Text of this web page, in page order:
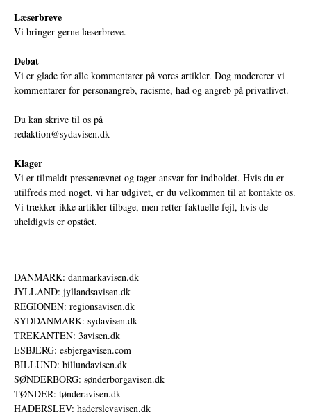
Læserbreve
Vi bringer gerne læserbreve.
Debat
Vi er glade for alle kommentarer på vores artikler. Dog modererer vi
kommentarer for personangreb, racisme, had og angreb på privatlivet.
Du kan skrive til os på
redaktion@sydavisen.dk
Klager
Vi er tilmeldt pressenævnet og tager ansvar for indholdet. Hvis du er
utilfreds med noget, vi har udgivet, er du velkommen til at kontakte os.
Vi trækker ikke artikler tilbage, men retter faktuelle fejl, hvis de
uheldigvis er opstået.
DANMARK: danmarkavisen.dk
JYLLAND: jyllandsavisen.dk
REGIONEN: regionsavisen.dk
SYDDANMARK: sydavisen.dk
TREKANTEN: 3avisen.dk
ESBJERG: esbjergavisen.com
BILLUND: billundavisen.dk
SØNDERBORG: sønderborgavisen.dk
TØNDER: tønderavisen.dk
HADERSLEV: haderslevavisen.dk